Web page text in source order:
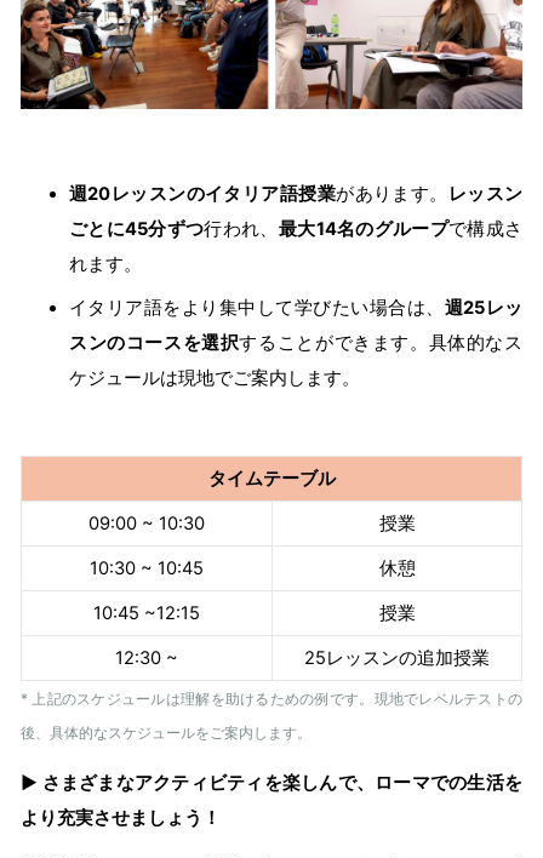
週20レッスンのイタリア語授業があります。
レッスン
ごとに45分ずつ行われ、 最大14名のグループで構成さ
れます。
イタリア語をより集中して学びたい場合は、 週25レッ
スンのコースを選択することができます。具体的なス
ケジュールは現地でご案内します。
タイムテーブル
09:00 ~ 10:30 授業
10:30 ~ 10:45 休憩
10:45 ~12:15 授業
12:30 ~ 25レッスンの追加授業
* 上記のスケジュールは理解を助けるための例です。現地でレベルテストの
後、具体的なスケジュールをご案内します。
▶ さまざまなアクティビティを楽しんで、ローマでの生活を
より充実させましょう！